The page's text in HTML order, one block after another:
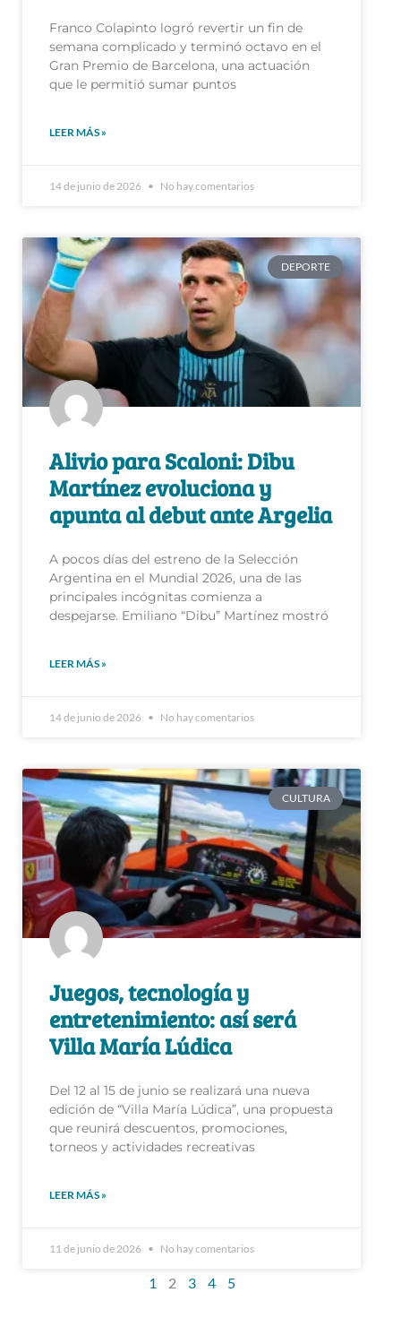
Franco Colapinto logró revertir un fin de
semana complicado y terminó octavo en el
Gran Premio de Barcelona, una actuación
que le permitió sumar puntos
LEER MÁS »
14 de junio de 2026 No hay comentarios
DEPORTE
Alivio para Scaloni: Dibu
Martínez evoluciona y
apunta al debut ante Argelia
A pocos días del estreno de la Selección
Argentina en el Mundial 2026, una de las
principales incógnitas comienza a
despejarse. Emiliano “Dibu” Martínez mostró
LEER MÁS »
14 de junio de 2026 No hay comentarios
CULTURA
Juegos, tecnología y
entretenimiento: así será
Villa María Lúdica
Del 12 al 15 de junio se realizará una nueva
edición de “Villa María Lúdica”, una propuesta
que reunirá descuentos, promociones,
torneos y actividades recreativas
LEER MÁS »
11 de junio de 2026 No hay comentarios
1 2 3 4 5